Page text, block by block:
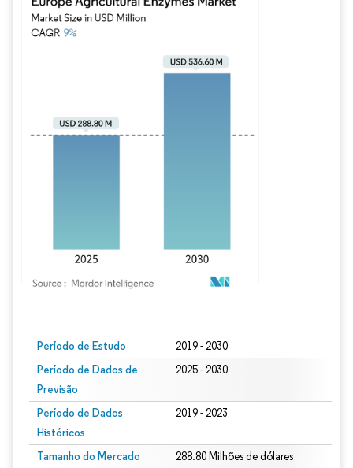
Período de Estudo 2019 - 2030
Período de Dados de
Previsão
2025 - 2030
Período de Dados
Históricos
2019 - 2023
Tamanho do Mercado
288.80 Milhões de dólares